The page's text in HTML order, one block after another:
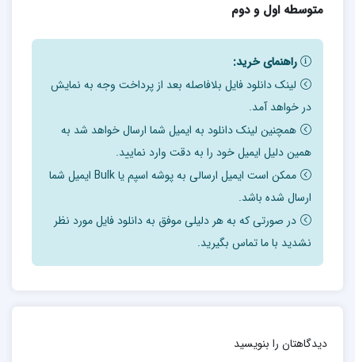
متوسطه اول و دوم
راهنمای خرید:
لینک دانلود فایل بلافاصله بعد از پرداخت وجه به نمایش
در خواهد آمد.
همچنین لینک دانلود به ایمیل شما ارسال خواهد شد به
همین دلیل ایمیل خود را به دقت وارد نمایید.
ممکن است ایمیل ارسالی به پوشه اسپم یا Bulk ایمیل شما
ارسال شده باشد.
در صورتی که به هر دلیلی موفق به دانلود فایل مورد نظر
نشدید با ما تماس بگیرید.
دیدگاهتان را بنویسید